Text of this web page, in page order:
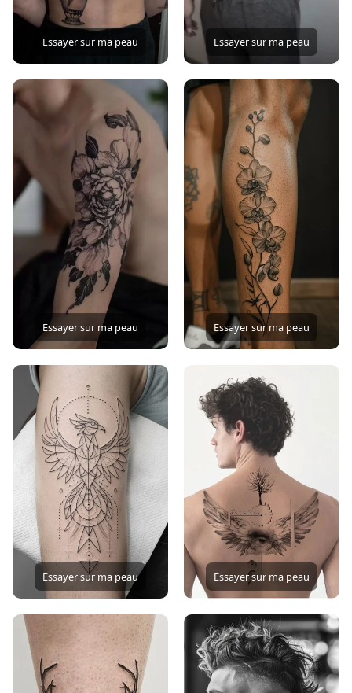
Essayer sur ma peau Essayer sur ma peau
Essayer sur ma peau Essayer sur ma peau
Essayer sur ma peau Essayer sur ma peau